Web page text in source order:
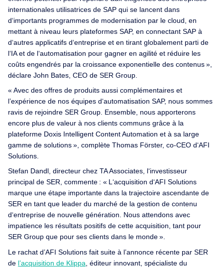
internationales utilisatrices de SAP qui se lancent dans
d‘importants programmes de modernisation par le cloud, en
mettant à niveau leurs plateformes SAP, en connectant SAP à
d‘autres applicatifs d‘entreprise et en tirant globalement parti de
l‘IA et de l‘automatisation pour gagner en agilité et réduire les
coûts engendrés par la croissance exponentielle des contenus »,
déclare John Bates, CEO de SER Group.
« Avec des offres de produits aussi complémentaires et
l’expérience de nos équipes d‘automatisation SAP, nous sommes
ravis de rejoindre SER Group. Ensemble, nous apporterons
encore plus de valeur à nos clients communs grâce à la
plateforme Doxis Intelligent Content Automation et à sa large
gamme de solutions », complète Thomas Förster, co-CEO d‘AFI
Solutions.
Stefan Dandl, directeur chez TA Associates, l‘investisseur
principal de SER, commente : « L‘acquisition d‘AFI Solutions
marque une étape importante dans la trajectoire ascendante de
SER en tant que leader du marché de la gestion de contenu
d‘entreprise de nouvelle génération. Nous attendons avec
impatience les résultats positifs de cette acquisition, tant pour
SER Group que pour ses clients dans le monde ».
Le rachat d’AFI Solutions fait suite à l’annonce récente par SER
de l’acquisition de Klippa , éditeur innovant, spécialiste du